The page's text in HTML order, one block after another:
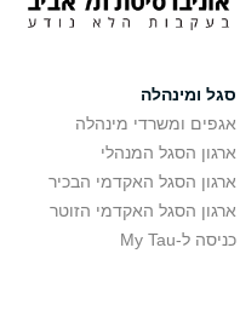
סגל ומינהלה
אגפים ומשרדי מינהלה
ארגון הסגל המנהלי
ארגון הסגל האקדמי הבכיר
ארגון הסגל האקדמי הזוטר
כניסה ל-My Tau